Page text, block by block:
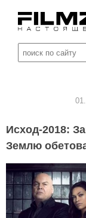
Исход-2018:
Землю